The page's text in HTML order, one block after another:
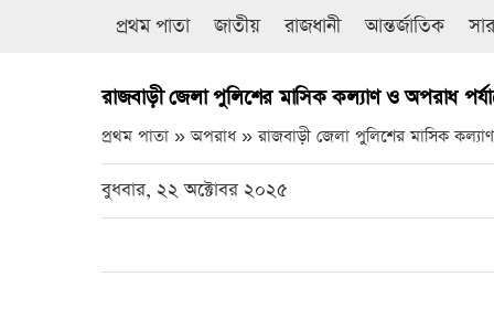
প্রথম পাতা জাতীয় রাজধানী আন্তর্জাতিক
রাজবাড়ী জেলা পুলিশের মাসিক কল্যাণ ও অপরাধ
প্রথম পাতা » অপরাধ »রাজবাড়ী জেলা পুলিশের মাসিক
বুধবার, ২২ অক্টোবর ২০২৫